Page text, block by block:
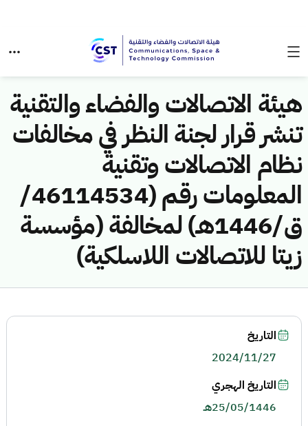
هيئة الاتصالات والفضاء والتقنية
تنشر قرار لجنة النظر في مخالفات
نظام الاتصالات وتقنية
المعلومات رقم (46114534/
ق/1446هـ) لمخالفة (مؤسسة
زيتا للاتصالات اللاسلكية)
التاريخ
2024/11/27
التاريخ الهجري
25/05/1446هـ